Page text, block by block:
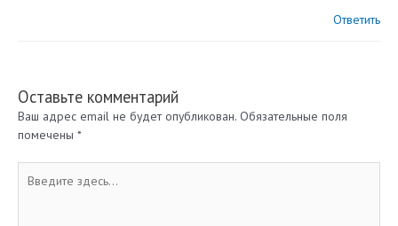
Ответить
Оставьте комментарий
Ваш адрес email не будет опубликован. Обязательные поля
помечены *
здесь...